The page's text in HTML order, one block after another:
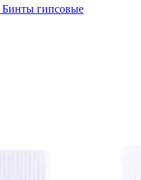
Бинты гипсовые